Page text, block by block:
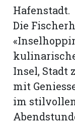
Hafenstadt.
Die
Insel, Stadt
mit
im